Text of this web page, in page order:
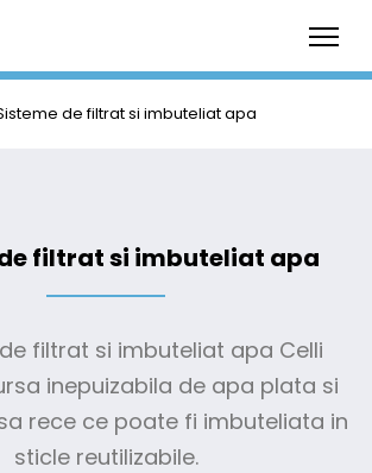
de filtrat si imbuteliat apa
filtrat si imbuteliat apa
filtrat si imbuteliat apa Celli
inepuizabila de apa plata si
rece ce poate fi imbuteliata in
sticle reutilizabile.